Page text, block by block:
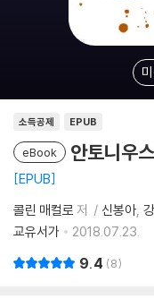
소득공제 EPUB
eBook 안토니우
EPUB
콜린 매컬로 저 신봉아
교유서가
2018.07.23.
9.4 8